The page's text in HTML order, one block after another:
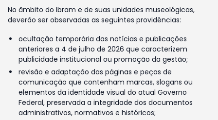
No âmbito do Ibram e de suas unidades museológicas,
deverão ser observadas as seguintes providências:
ocultação temporária das notícias e publicações
anteriores a 4 de julho de 2026 que caracterizem
publicidade institucional ou promoção da gestão;
revisão e adaptação das páginas e peças de
comunicação que contenham marcas, slogans ou
elementos da identidade visual do atual Governo
Federal, preservada a integridade dos documentos
administrativos, normativos e históricos;